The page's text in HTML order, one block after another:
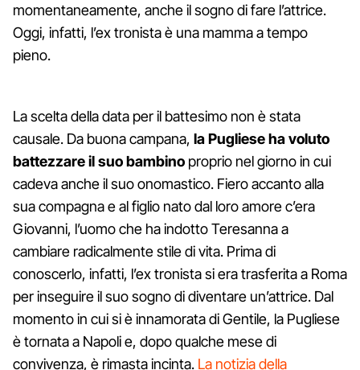
momentaneamente, anche il sogno di fare l’attrice.
Oggi, infatti, l’ex tronista è una mamma a tempo
pieno.
La scelta della data per il battesimo non è stata
causale. Da buona campana, la Pugliese ha voluto
battezzare il suo bambino proprio nel giorno in cui
cadeva anche il suo onomastico. Fiero accanto alla
sua compagna e al figlio nato dal loro amore c’era
Giovanni, l’uomo che ha indotto Teresanna a
cambiare radicalmente stile di vita. Prima di
conoscerlo, infatti, l’ex tronista si era trasferita a Roma
per inseguire il suo sogno di diventare un’attrice. Dal
momento in cui si è innamorata di Gentile, la Pugliese
è tornata a Napoli e, dopo qualche mese di
convivenza, è rimasta incinta. La notizia della